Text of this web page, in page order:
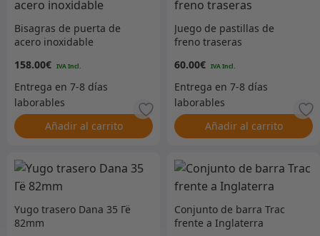
Bisagras de puerta de
acero inoxidable
158.00€
Añadir al carrito
Juego de pastillas de
freno traseras
60.00€
Añadir al carrito
Yugo trasero Dana 35 Гё
82mm
Conjunto de barra Trac
frente a Inglaterra